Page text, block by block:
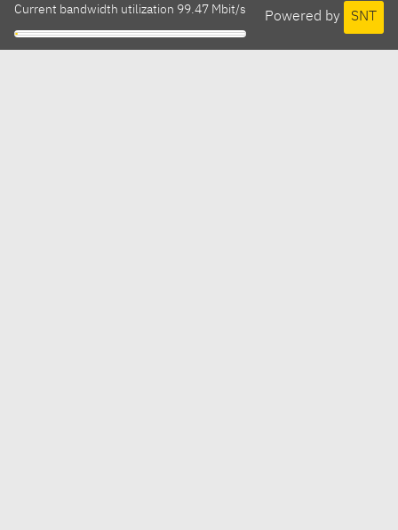
Powered by SNT
Current bandwidth utilization 99.47 Mbit/s